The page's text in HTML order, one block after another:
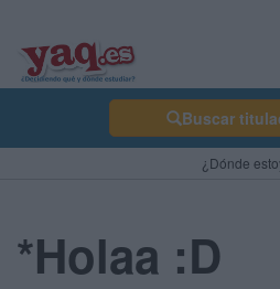
Buscar
¿Dónde
*Holaa :D